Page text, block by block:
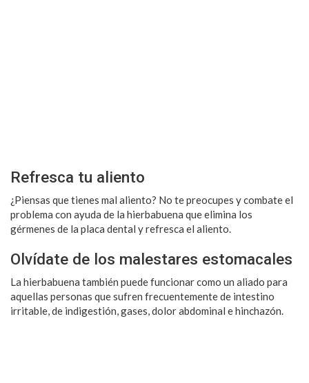
Refresca tu aliento
¿Piensas que tienes mal aliento? No te preocupes y combate el
problema con ayuda de la hierbabuena que elimina los
gérmenes de la placa dental y refresca el aliento.
Olvídate de los malestares estomacales
La hierbabuena también puede funcionar como un aliado para
aquellas personas que sufren frecuentemente de intestino
irritable, de indigestión, gases, dolor abdominal e hinchazón.